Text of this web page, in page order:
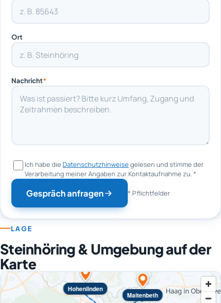
Ort
Nachricht*
Ich habe die Datenschutzhinweise gelesen und stimme der
Verarbeitung meiner Angaben zur Kontaktaufnahme zu.*
Gespräch anfragen * Pflichtfelder
LAGE
Steinhöring & Umgebung auf der
Karte
Hohenlinden
Maitenbeth